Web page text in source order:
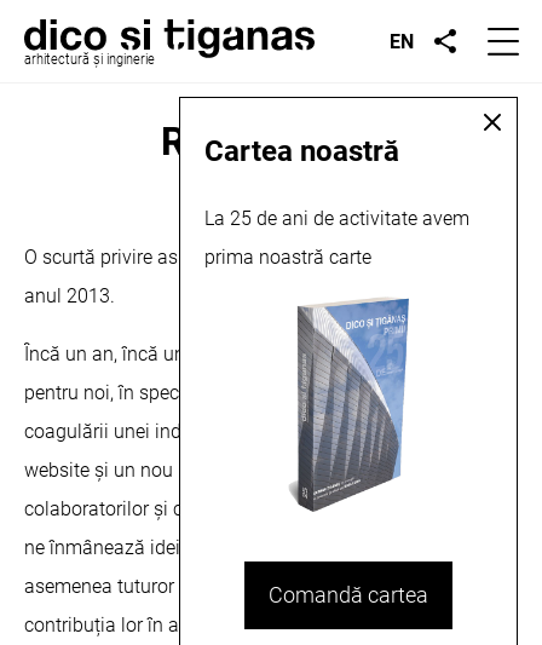
arhitectură și inginerie
EN
Review 2013
aprilie 3, 2014
O scurtă privire asupra proiectelor și evenimentelor din
anul 2013.
Încă un an, încă un review. Acesta a fost un an important
pentru noi, în special din perspectiva prezenței online și a
coagulării unei indentități vizuale: am lansat un nou
website și un nou logo. Dorim să le mulțumim
colaboratorilor și clienților noștri pentru încrederea cu care
ne înmânează ideile și visele lor. Dorim să le mulțumim de
asemenea tuturor prietenilor și colegilor noștri pentru
contribuția lor în atingerea obiectivelor comune.
Cartea noastră
La 25 de ani de activitate avem
prima noastră carte
Comandă cartea